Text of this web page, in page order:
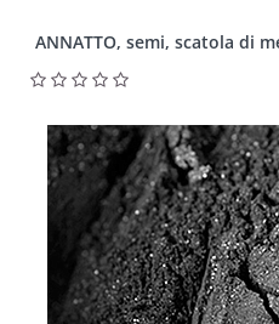
ANNATTO, semi, scatola di